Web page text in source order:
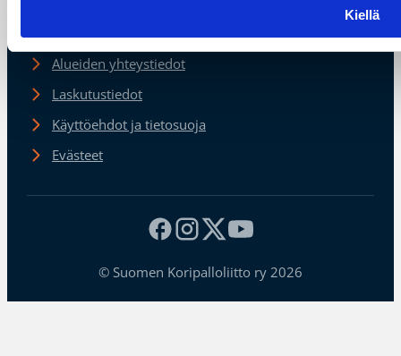
Kiellä
Alueiden yhteystiedot
Laskutustiedot
Käyttöehdot ja tietosuoja
Evästeet
© Suomen Koripalloliitto ry 2026